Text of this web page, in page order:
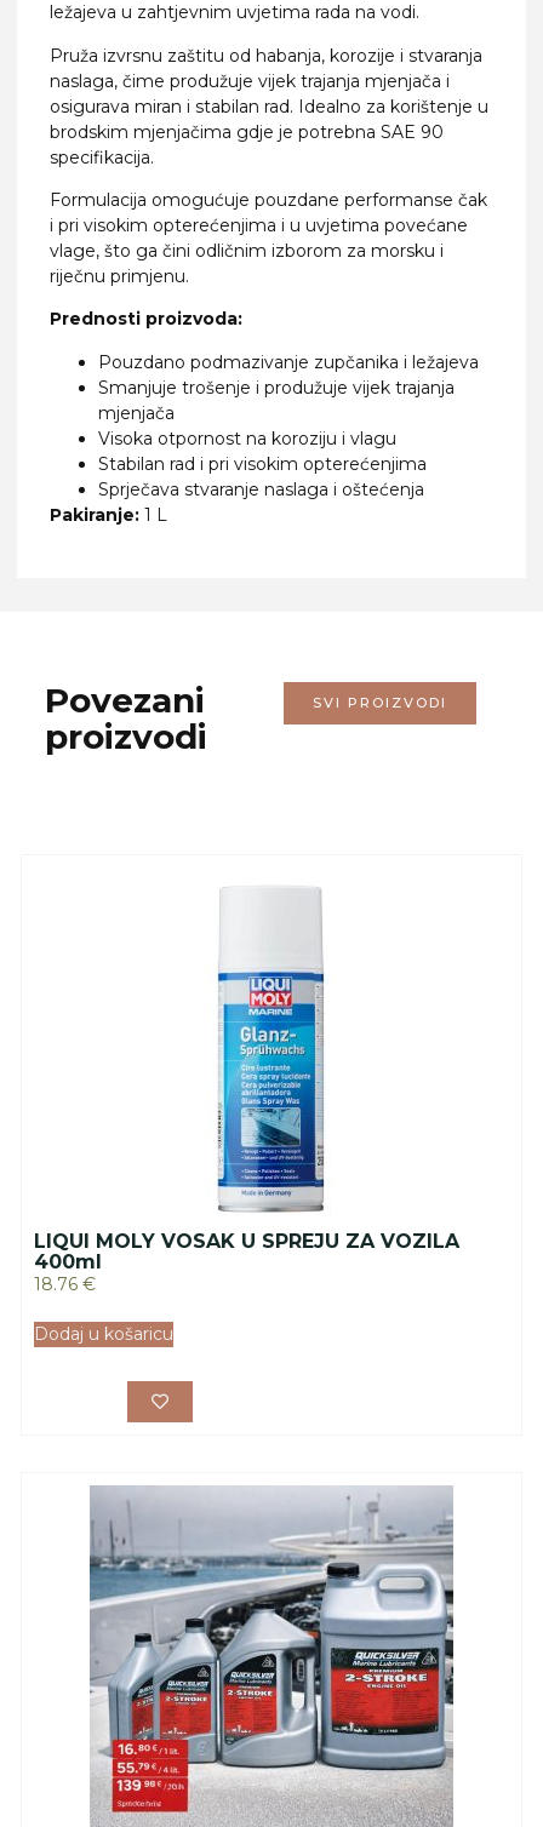
ležajeva u zahtjevnim uvjetima rada na vodi.
Pruža izvrsnu zaštitu od habanja, korozije i stvaranja
naslaga, čime produžuje vijek trajanja mjenjača i
osigurava miran i stabilan rad. Idealno za korištenje u
brodskim mjenjačima gdje je potrebna SAE 90
specifikacija.
Formulacija omogućuje pouzdane performanse čak
i pri visokim opterećenjima i u uvjetima povećane
vlage, što ga čini odličnim izborom za morsku i
riječnu primjenu.
Prednosti proizvoda:
Pouzdano podmazivanje zupčanika i ležajeva
Smanjuje trošenje i produžuje vijek trajanja
mjenjača
Visoka otpornost na koroziju i vlagu
Stabilan rad i pri visokim opterećenjima
Sprječava stvaranje naslaga i oštećenja
Pakiranje: 1 L
Povezani
proizvodi
SVI PROIZVODI
LIQUI MOLY VOSAK U SPREJU ZA VOZILA
400ml
18.76 €
Dodaj u košaricu